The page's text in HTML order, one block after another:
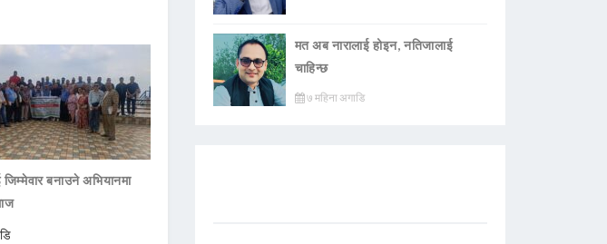
बनाउने अभियानमा
मत अब नारालाई होइन, नतिजालाई
चाहिन्छ
७ महिना अगाडि